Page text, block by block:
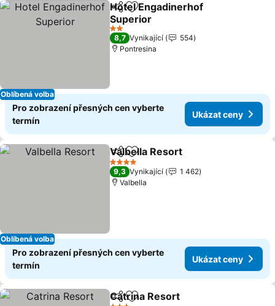
Oblíbená volba
SdíletPřidat na seznam oblíbených
Hotel Engadinerhof
Superior
Ukázat ceny
2 Počet hvězdiček
8,7 Vynikající
554
Pontresina
Pro zobrazení přesných cen vyberte
termín
Ukázat ceny
Oblíbená volba
SdíletPřidat na seznam oblíbených
Valbella Resort
4 Počet hvězdiček
9,3 Vynikající
1 462
Valbella
Pro zobrazení přesných cen vyberte
termín
Ukázat ceny
SdíletPřidat na seznam oblíbených
Catrina Resort